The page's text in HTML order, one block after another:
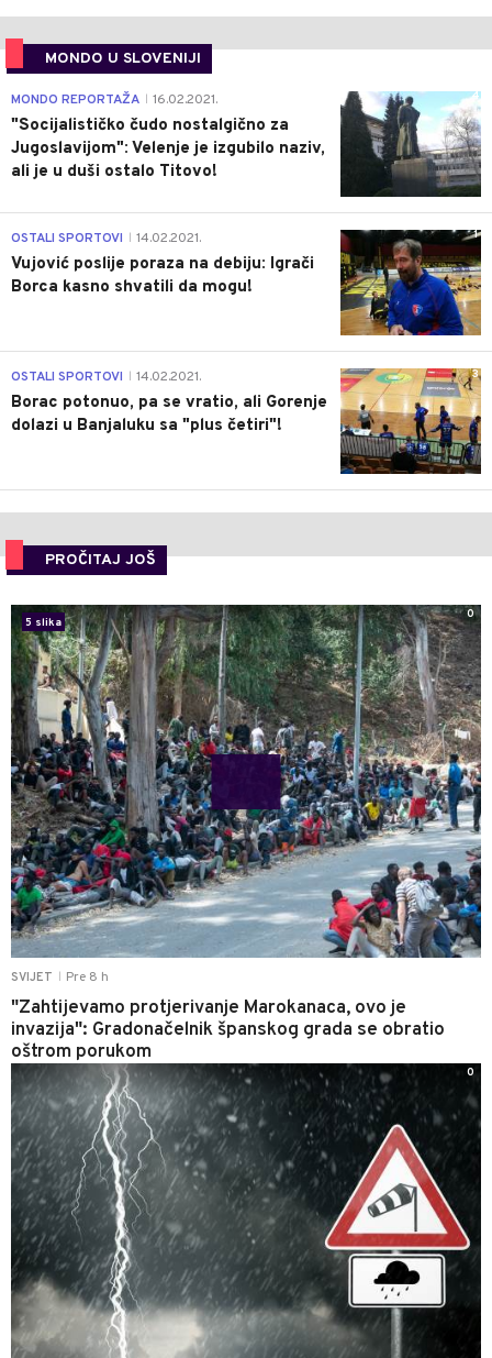
MONDO U SLOVENIJI
4
MONDO REPORTAŽA 16.02.2021.
"Socijalističko čudo nostalgično za
Jugoslavijom": Velenje je izgubilo naziv,
ali je u duši ostalo Titovo!
1
OSTALI SPORTOVI 14.02.2021.
Vujović poslije poraza na debiju: Igrači
Borca kasno shvatili da mogu!
3
OSTALI SPORTOVI 14.02.2021.
Borac potonuo, pa se vratio, ali Gorenje
dolazi u Banjaluku sa "plus četiri"!
PROČITAJ JOŠ
SVIJET Pre 8 h
"Zahtijevamo protjerivanje Marokanaca, ovo je
invazija": Gradonačelnik španskog grada se obratio
oštrom porukom
5 slika
0
0